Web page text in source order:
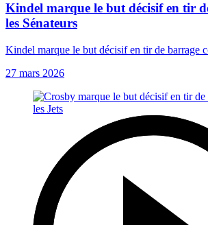
Kindel marque le but décisif en tir
les Sénateurs
Kindel marque le but décisif en tir de barrage
27 mars 2026